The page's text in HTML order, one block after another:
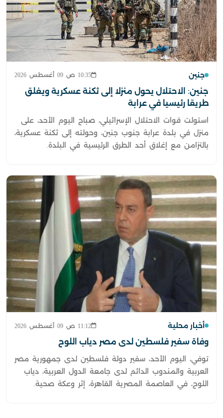
أخبار محلية 11:12 ص 09 أغسطس 2026
وفاة سفير فلسطين لدى مصر دياب اللوح
توفي، اليوم الأحد، سفير دولة فلسطين لدى جمهورية مصر
العربية والمندوب الدائم لدى جامعة الدول العربية، دياب
اللوح، في العاصمة المصرية القاهرة، إثر وعكة صحية.
جنين 10:35 ص 09 أغسطس 2026
جنين: الاحتلال يحول منزلا إلى ثكنة عسكرية ويغلق
طريقا رئيسيا في عرابة
استولت قوات الاحتلال الإسرائيلي، صباح اليوم الأحد، على
منزل في بلدة عرابة جنوب جنين، وحولته إلى ثكنة عسكرية،
بالتزامن مع إغلاق أحد الطرق الرئيسية في البلدة.